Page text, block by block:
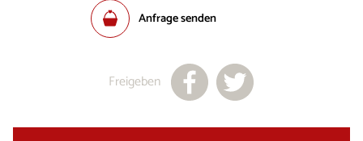
Anfrage senden
Freigeben